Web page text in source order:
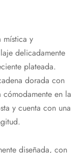
mística y
delicadamente
plateada.
dorada con
cómodamente en la
y cuenta con una
diseñada, con